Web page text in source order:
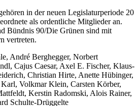
in der neuen Legislaturperiode 20
als ordentliche Mitglieder an.
Bündnis 90/Die Grünen sind mit
vertreten.
André Berghegger, Norbert
Cajus Caesar, Axel E. Fischer, Klaus-
Christian Hirte, Anette Hübinger,
Volkmar Klein, Carsten Körber,
Kerstin Radomski, Alois Rainer,
Schulte-Drüggelte